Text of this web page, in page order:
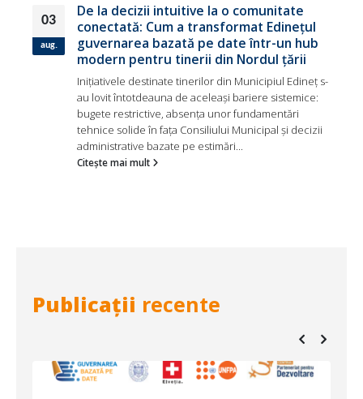
03
aug.
De la decizii intuitive la o comunitate
conectată: Cum a transformat Edinețul
guvernarea bazată pe date într-un hub
modern pentru tinerii din Nordul țării
Inițiativele destinate tinerilor din Municipiul Edineț s-
au lovit întotdeauna de aceleași bariere sistemice:
bugete restrictive, absența unor fundamentări
tehnice solide în fața Consiliului Municipal și decizii
administrative bazate pe estimări...
Citește mai mult
Publicații recente